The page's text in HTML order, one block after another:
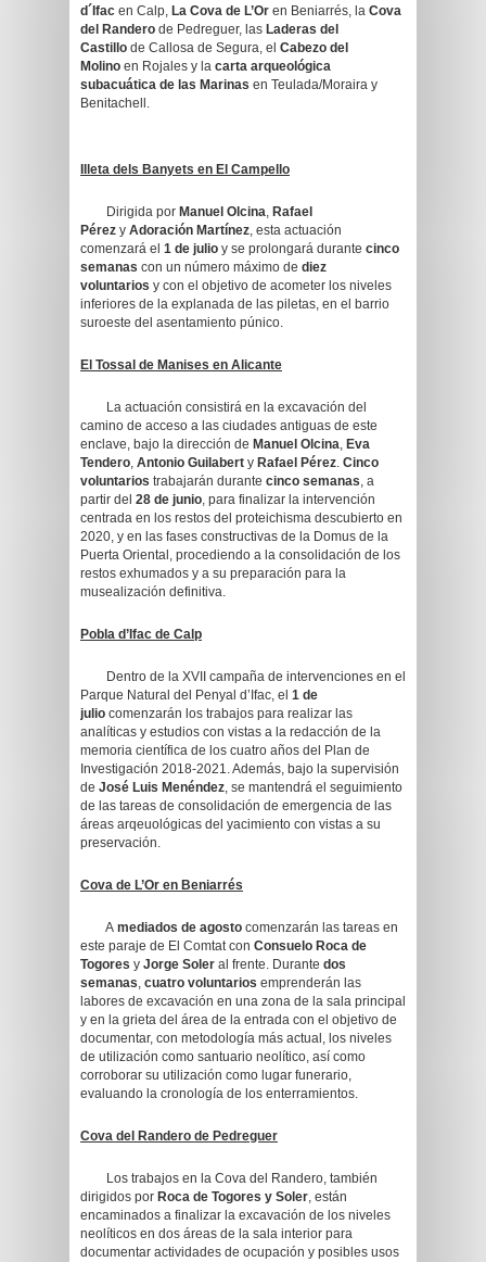
d´Ifac en Calp, La Cova de L’Or en Beniarrés, la Cova
del Randero de Pedreguer, las Laderas del
Castillo de Callosa de Segura, el Cabezo del
Molino en Rojales y la carta arqueológica
subacuática de las Marinas en Teulada/Moraira y
Benitachell.
Illeta dels Banyets en El Campello
Dirigida por Manuel Olcina, Rafael
Pérez y Adoración Martínez, esta actuación
comenzará el 1 de julio y se prolongará durante cinco
semanas con un número máximo de diez
voluntarios y con el objetivo de acometer los niveles
inferiores de la explanada de las piletas, en el barrio
suroeste del asentamiento púnico.
El Tossal de Manises en Alicante
La actuación consistirá en la excavación del
camino de acceso a las ciudades antiguas de este
enclave, bajo la dirección de Manuel Olcina, Eva
Tendero, Antonio Guilabert y Rafael Pérez. Cinco
voluntarios trabajarán durante cinco semanas, a
partir del 28 de junio, para finalizar la intervención
centrada en los restos del proteichisma descubierto en
2020, y en las fases constructivas de la Domus de la
Puerta Oriental, procediendo a la consolidación de los
restos exhumados y a su preparación para la
musealización definitiva.
Pobla d’Ifac de Calp
Dentro de la XVII campaña de intervenciones en el
Parque Natural del Penyal d’Ifac, el 1 de
julio comenzarán los trabajos para realizar las
analíticas y estudios con vistas a la redacción de la
memoria científica de los cuatro años del Plan de
Investigación 2018-2021. Además, bajo la supervisión
de José Luis Menéndez, se mantendrá el seguimiento
de las tareas de consolidación de emergencia de las
áreas arqeuológicas del yacimiento con vistas a su
preservación.
Cova de L’Or en Beniarrés
A mediados de agosto comenzarán las tareas en
este paraje de El Comtat con Consuelo Roca de
Togores y Jorge Soler al frente. Durante dos
semanas, cuatro voluntarios emprenderán las
labores de excavación en una zona de la sala principal
y en la grieta del área de la entrada con el objetivo de
documentar, con metodología más actual, los niveles
de utilización como santuario neolítico, así como
corroborar su utilización como lugar funerario,
evaluando la cronología de los enterramientos.
Cova del Randero de Pedreguer
Los trabajos en la Cova del Randero, también
dirigidos por Roca de Togores y Soler, están
encaminados a finalizar la excavación de los niveles
neolíticos en dos áreas de la sala interior para
documentar actividades de ocupación y posibles usos